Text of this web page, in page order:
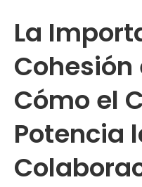
La
Cohesión
Cómo el
Potencia